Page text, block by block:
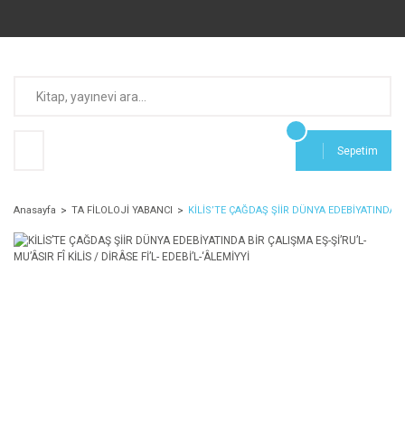
Sepetim
Anasayfa TA FİLOLOJİ YABANCI KİLİS’TE ÇAĞDAŞ ŞİİR DÜNYA EDEBİYATINDA